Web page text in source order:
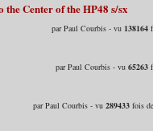
Center of the HP48 s/sx
par Paul Courbis - vu 138164
par Paul Courbis - vu65263
par Paul Courbis - vu289433 fois